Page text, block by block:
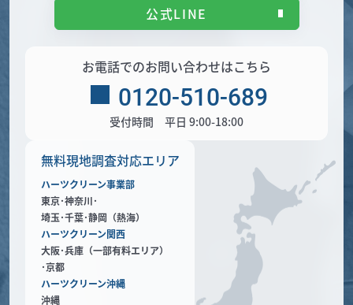
無料現地調査対応エリア
ハーツクリーン事業部
東京･神奈川･
埼玉･千葉･静岡（熱海）
ハーツクリーン関西
大阪･兵庫（一部有料エリア）
･京都
ハーツクリーン沖縄
沖縄
公式LINE
お電話でのお問い合わせはこちら
0120-510-689
受付時間 平日 9:00-18:00